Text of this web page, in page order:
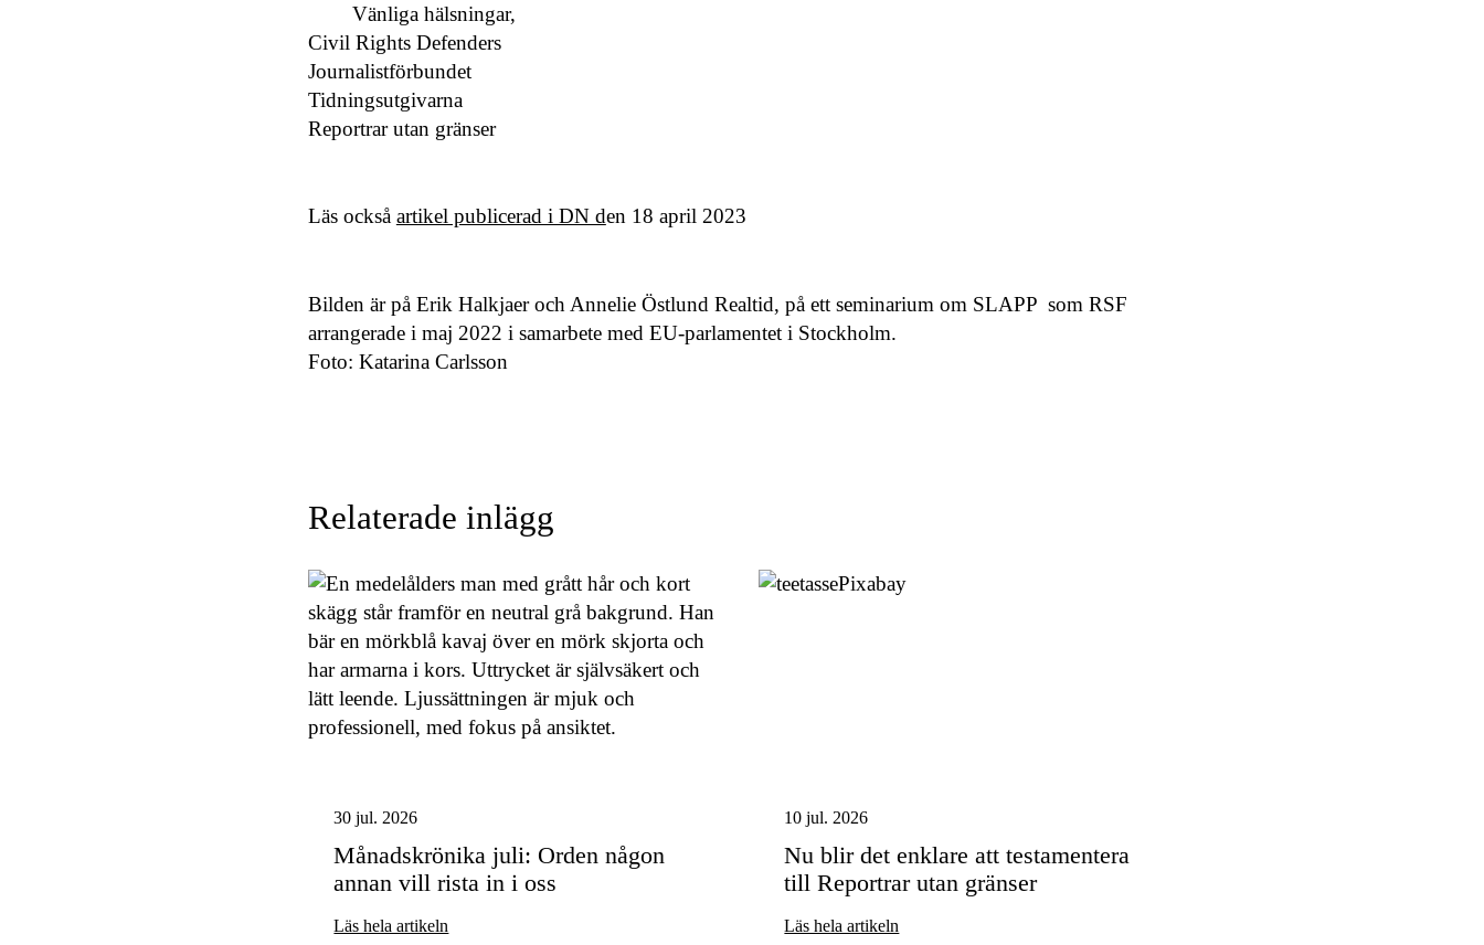
Vänliga hälsningar,
Civil Rights Defenders
Journalistförbundet
Tidningsutgivarna
Reportrar utan gränser
Läs också artikel publicerad i DN den 18 april 2023
Bilden är på Erik Halkjaer och Annelie Östlund Realtid, på ett seminarium om SLAPP som RSF
arrangerade i maj 2022 i samarbete med EU-parlamentet i Stockholm.
Foto: Katarina Carlsson
Relaterade inlägg
30 jul. 2026
Månadskrönika juli: Orden någon
annan vill rista in i oss
Läs hela artikeln
10 jul. 2026
Nu blir det enklare att testamentera
till Reportrar utan gränser
Läs hela artikeln